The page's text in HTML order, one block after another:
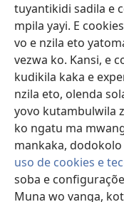
tuyantikidi sadila e
mpila yayi. E
vo e nzila eto
vezwa ko. Kansi, e
kudikila kaka e
nzila eto, olenda
yovo kutambulwila
ko ngatu ma
mankaka,
uso de cookies e
soba e
Muna wo vanga,
(opens
new
LUNDILU DIA
(opens
new
window)JW Hub
(opens
new
window)Aplicativo JW Library
Copyright© 2026 Watch